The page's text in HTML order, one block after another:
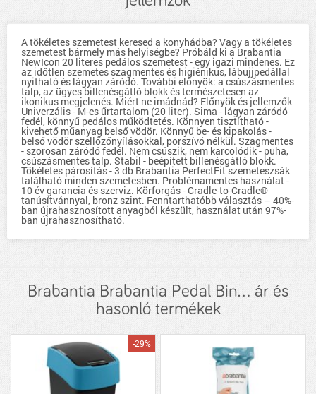
A tökéletes szemetest keresed a konyhádba? Vagy a tökéletes
szemetest bármely más helyiségbe? Próbáld ki a Brabantia
NewIcon 20 literes pedálos szemetest - egy igazi mindenes. Ez
az időtlen szemetes szagmentes és higiénikus, lábujjpedállal
nyitható és lágyan záródó. További előnyök: a csúszásmentes
talp, az ügyes billenésgátló blokk és természetesen az
ikonikus megjelenés. Miért ne imádnád? Előnyök és jellemzők
Univerzális - M-es űrtartalom (20 liter). Sima - lágyan záródó
fedél, könnyű pedálos működtetés. Könnyen tisztítható -
kivehető műanyag belső vödör. Könnyű be- és kipakolás -
belső vödör szellőzőnyílásokkal, porszívó nélkül. Szagmentes
- szorosan záródó fedél. Nem csúszik, nem karcolódik - puha,
csúszásmentes talp. Stabil - beépített billenésgátló blokk.
Tökéletes párosítás - 3 db Brabantia PerfectFit szemeteszsák
található minden szemetesben. Problémamentes használat -
10 év garancia és szerviz. Körforgás - Cradle-to-Cradle®
tanúsítvánnyal, bronz szint. Fenntarthatóbb választás – 40%-
ban újrahasznosított anyagból készült, használat után 97%-
ban újrahasznosítható.
Brabantia Brabantia Pedal Bin... ár és
hasonló termékek
-29%